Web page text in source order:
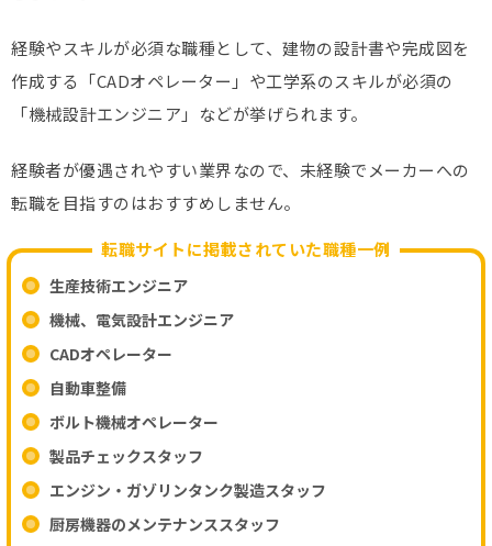
経験やスキルが必須な職種として、建物の設計書や完成図を
作成する「CADオペレーター」や工学系のスキルが必須の
「機械設計エンジニア」などが挙げられます。
経験者が優遇されやすい業界なので、未経験でメーカーへの
転職を目指すのはおすすめしません。
転職サイトに掲載されていた職種一例
生産技術エンジニア
機械、電気設計エンジニア
CADオペレーター
自動車整備
ボルト機械オペレーター
製品チェックスタッフ
エンジン・ガゾリンタンク製造スタッフ
厨房機器のメンテナンススタッフ